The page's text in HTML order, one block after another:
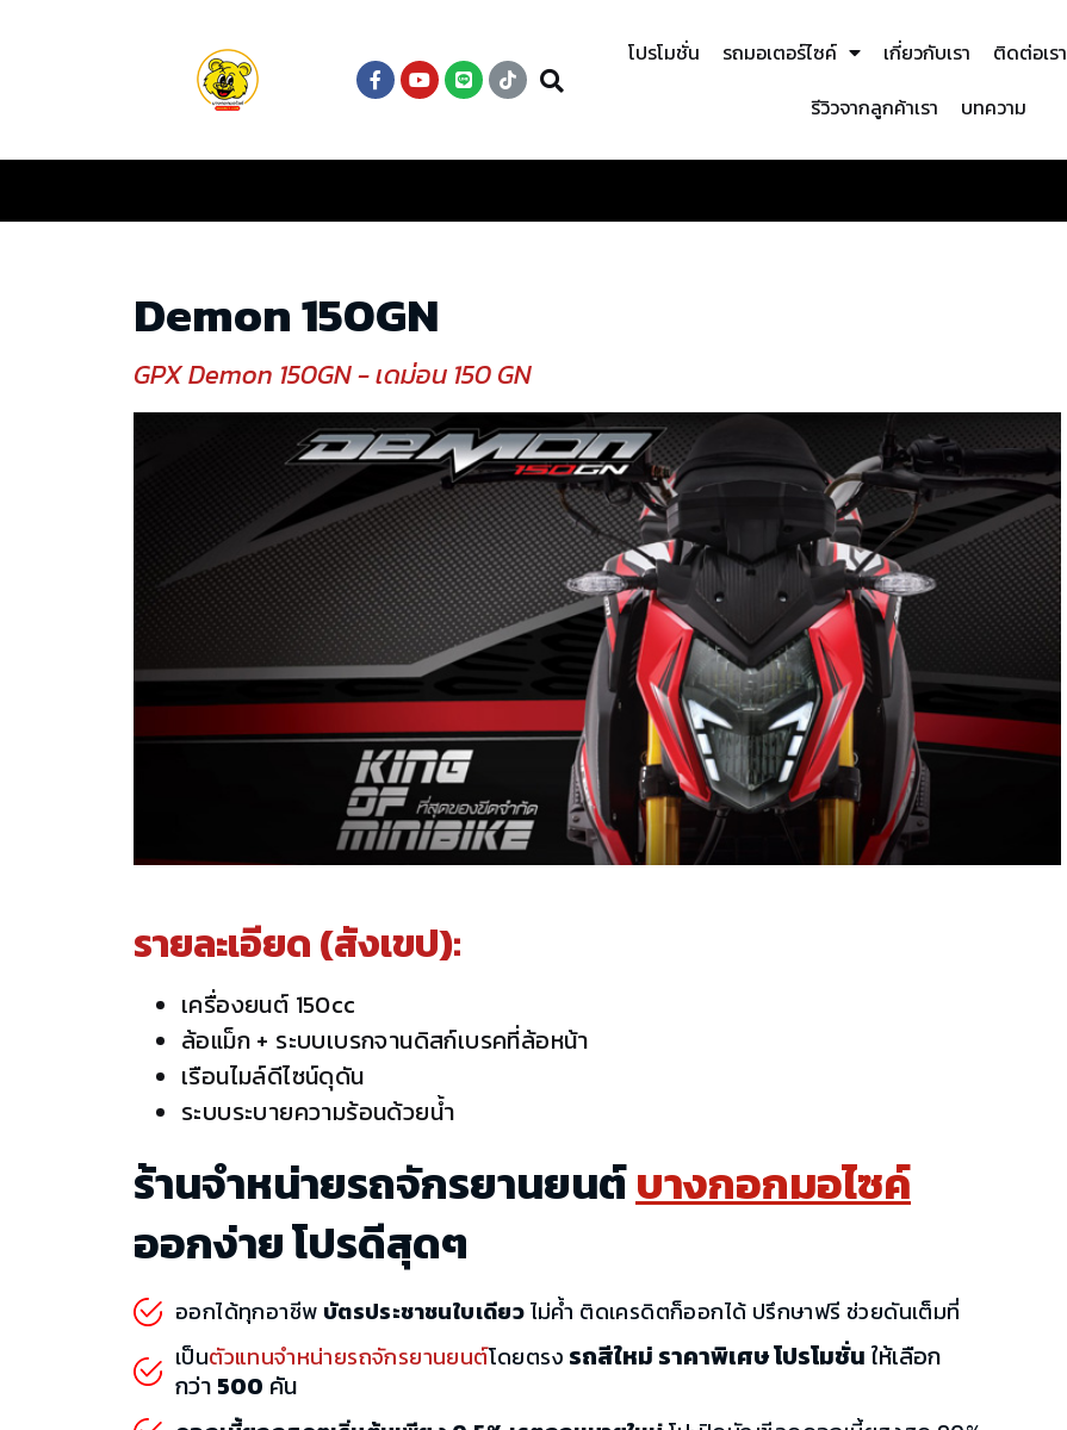
โปรโมชั่น รถมอเตอร์ไซค์ เกี่ยวกับเรา ติดต่อเรา
รีวิวจากลูกค้าเรา
บทความ
Demon 150GN
GPX Demon 150GN - เดม่อน 150 GN
รายละเอียด (สังเขป):
เครื่องยนต์ 150cc
ล้อแม็ก + ระบบเบรกจานดิสก์เบรคที่ล้อหน้า
เรือนไมล์ดีไซน์ดุดัน
ระบบระบายความร้อนด้วยน้ำ
ร้านจำหน่ายรถจักรยานยนต์บางกอกมอไซค์
ออกง่าย โปรดีสุดๆ
ออกได้ทุกอาชีพ บัตรประชาชนใบเดียวไม่ค้ำ ติดเครดิตก็ออกได้ ปรึกษาฟรี ช่วยดันเต็มที่
เป็นตัวแทนจำหน่ายรถจักรยานยนต์โดยตรง รถสีใหม่ ราคาพิเศษ โปรโมชั่น ให้เลือก
กว่า 500 คัน